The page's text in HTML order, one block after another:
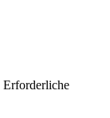
Erforderliche